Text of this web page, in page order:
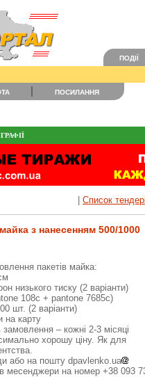
ПОДІЇ
ПОСИЛАННЯ
Список
з нанесенням 500/1000
пакетів майка:
низького тиску (2 варіанти)
108c + pantone 7685c)
шт. (2 варіанти)
на карту
замовлення – кожні 2-3 місяці
хорошу ціну. Як для
або на пошту dpavlenko.ua
месенджери на номер +38 093